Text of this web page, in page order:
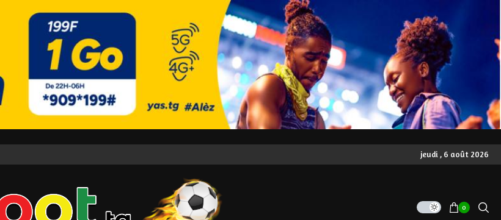
jeudi , 6 août 2026
0